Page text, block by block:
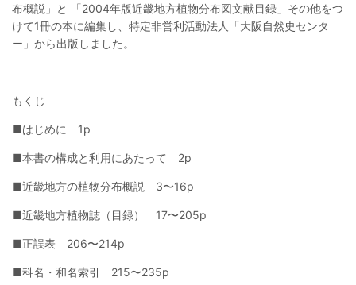
布概説」と 「2004年版近畿地方植物分布図文献目録」その他をつ
けて1冊の本に編集し、特定非営利活動法人「大阪自然史センタ
ー」から出版しました。
もくじ
■はじめに 1p
■本書の構成と利用にあたって 2p
■近畿地方の植物分布概説 3〜16p
■近畿地方植物誌（目録） 17〜205p
■正誤表 206〜214p
■科名・和名索引 215〜235p